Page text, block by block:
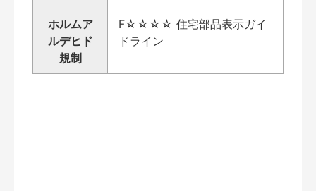
ホルムア
ルデヒド
規制
F☆☆☆☆ 住宅部品表示ガイ
ドライン